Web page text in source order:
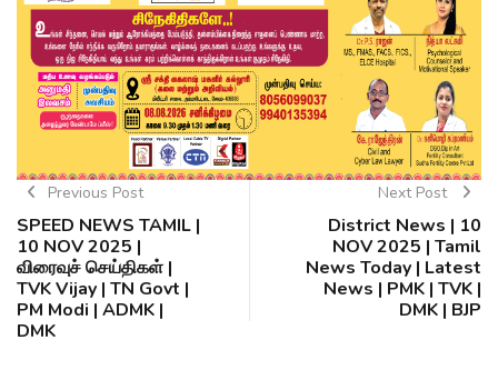
Previous Post
SPEED NEWS TAMIL |
10 NOV 2025 |
விரைவுச் செய்திகள் |
TVK Vijay | TN Govt |
PM Modi | ADMK |
DMK
Next Post
District News | 10
NOV 2025 | Tamil
News Today | Latest
News | PMK | TVK |
DMK | BJP